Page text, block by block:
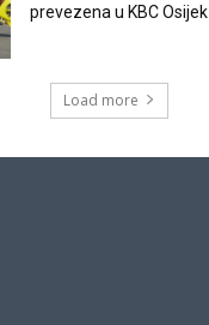
prevezena u KBC Osijek
Load more